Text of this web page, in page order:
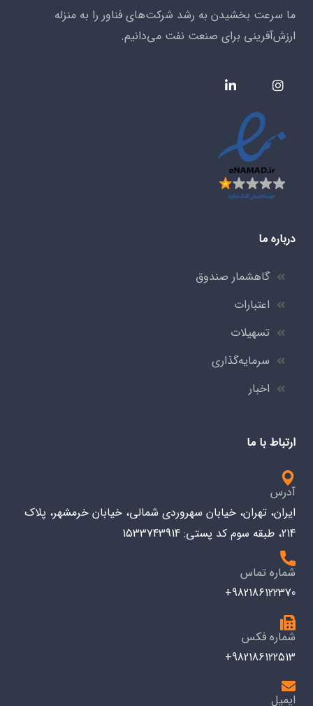
ما سرعت بخشیدن به رشد شرکت‌های فناور را به منزله
ارزش‌آفرینی برای صنعت نفت می‌دانیم.
درباره ما
گاهشمار صندوق
اعتبارات
تسهیلات
سرمایه‌گذاری
اخبار
ارتباط با ما
آدرس
ایران، تهران، خیابان سهروردی شمالی، خیابان خرمشهر، پلاک
214، طبقه سوم کد پستی: 1533743914
شماره تماس
982186122370+
شماره فکس
982186122513+
ایمیل